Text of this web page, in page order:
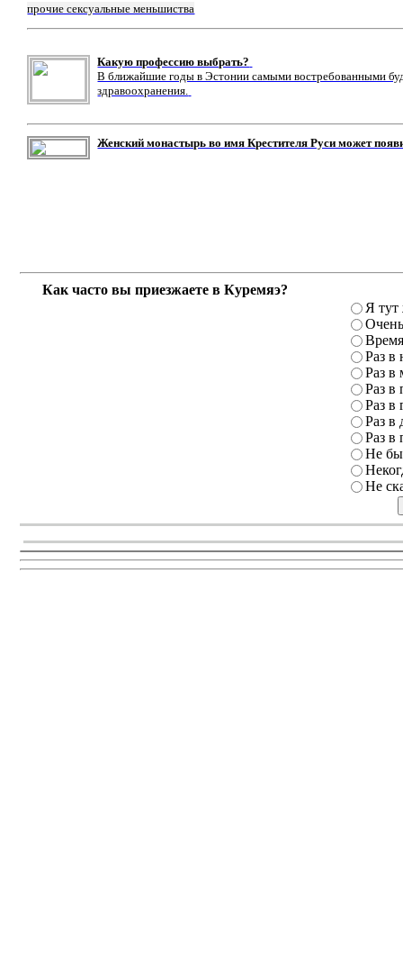
прочие сексуальные меньшиства
Какую профессию выбрать?
В ближайшие годы в Эстонии самыми востребованными
здравоохранения.
Женский монастырь во имя Крестителя Руси может
Как часто вы приезжаете в Куремяэ?
Я тут
Раз в
Раз в
Раз в
Раз в
Раз в
Раз в
Не
Не